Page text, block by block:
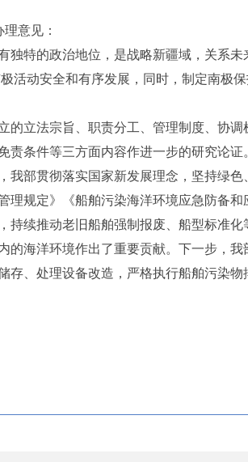
意见：
特的政治地位，是战略新疆域，关系未
活动安全和有序发展，同时，制定南极
立法宗旨、职责分工、管理制度、协调
条件等三方面内容作进一步的研究论证。
部贯彻落实国家新发展理念，坚持绿色
理规定》《船舶污染海洋环境应急防备
续推动老旧船舶强制报废、船型标准化
海洋环境作出了重要贡献。下一步，我
、处理设备改造，严格执行船舶污染